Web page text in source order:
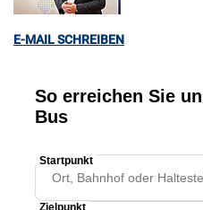
E-MAIL SCHREIBEN